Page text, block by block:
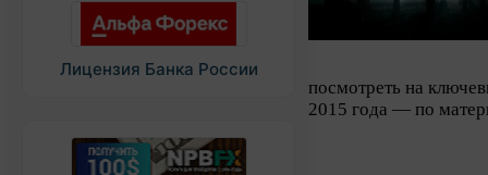
Лицензия Банка России
посмотреть на
2015 года — по